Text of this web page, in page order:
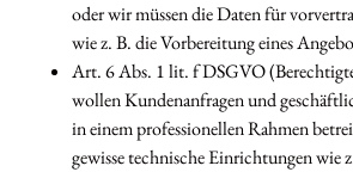
oder wir müssen die Daten für
wie z. B. die Vorbereitung eines
Art. 6 Abs. 1 lit. f DSGVO
wollen Kundenanfragen und
in einem professionellen Rahmen
gewisse technische Einrichtungen wie